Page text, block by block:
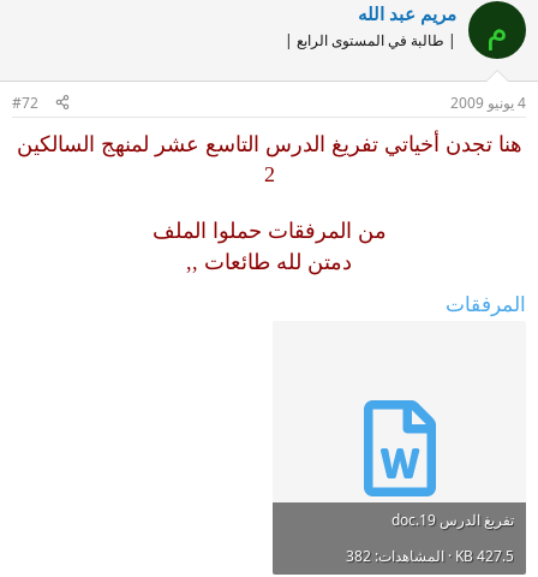
م مريم عبد الله
| طالبة في المستوى الرابع |
4 يونيو 2009 #72
هنا تجدن أخياتي تفريغ الدرس التاسع عشر لمنهج السالكين
2
من المرفقات حملوا الملف
دمتن لله طائعات ,,
المرفقات
تفريغ الدرس 19.doc
427.5 KB · المشاهدات: 382